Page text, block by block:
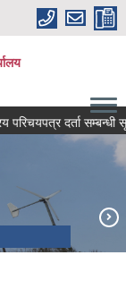
दर्ता सम्बन्धी सूचना!!!